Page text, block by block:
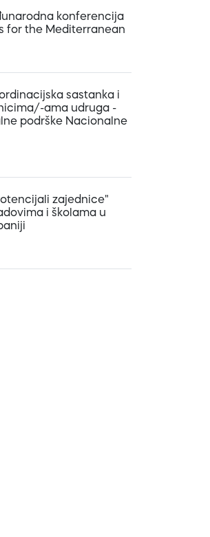
konferencija
for the Mediterranean
sastanka i
ama udruga -
podrške Nacionalne
zajednice"
i školama u